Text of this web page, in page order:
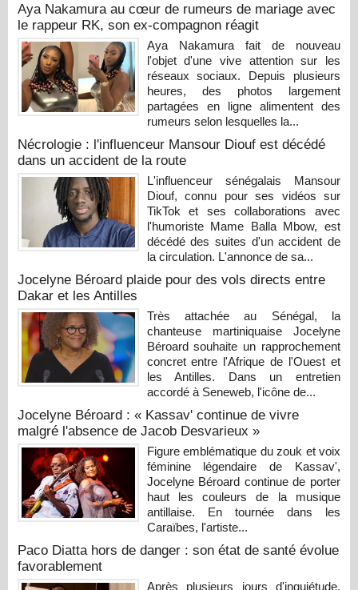
Aya Nakamura au cœur de rumeurs de mariage avec
le rappeur RK, son ex-compagnon réagit
Aya Nakamura fait de nouveau
l'objet d'une vive attention sur les
réseaux sociaux. Depuis plusieurs
heures, des photos largement
partagées en ligne alimentent des
rumeurs selon lesquelles la...
Nécrologie : l'influenceur Mansour Diouf est décédé
dans un accident de la route
L'influenceur sénégalais Mansour
Diouf, connu pour ses vidéos sur
TikTok et ses collaborations avec
l'humoriste Mame Balla Mbow, est
décédé des suites d'un accident de
la circulation. L'annonce de sa...
Jocelyne Béroard plaide pour des vols directs entre
Dakar et les Antilles
Très attachée au Sénégal, la
chanteuse martiniquaise Jocelyne
Béroard souhaite un rapprochement
concret entre l'Afrique de l'Ouest et
les Antilles. Dans un entretien
accordé à Seneweb, l'icône de...
Jocelyne Béroard : « Kassav' continue de vivre
malgré l'absence de Jacob Desvarieux »
Figure emblématique du zouk et voix
féminine légendaire de Kassav',
Jocelyne Béroard continue de porter
haut les couleurs de la musique
antillaise. En tournée dans les
Caraïbes, l'artiste...
Paco Diatta hors de danger : son état de santé évolue
favorablement
Après plusieurs jours d'inquiétude,